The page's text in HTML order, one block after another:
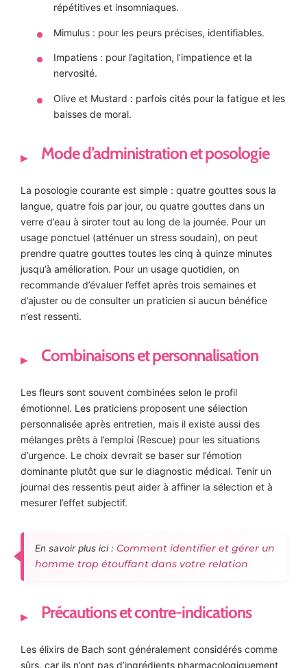
répétitives et insomniaques.
Mimulus : pour les peurs précises, identifiables.
Impatiens : pour l’agitation, l’impatience et la
nervosité.
Olive et Mustard : parfois cités pour la fatigue et les
baisses de moral.
Mode d’administration et posologie
La posologie courante est simple : quatre gouttes sous la
langue, quatre fois par jour, ou quatre gouttes dans un
verre d’eau à siroter tout au long de la journée. Pour un
usage ponctuel (atténuer un stress soudain), on peut
prendre quatre gouttes toutes les cinq à quinze minutes
jusqu’à amélioration. Pour un usage quotidien, on
recommande d’évaluer l’effet après trois semaines et
d’ajuster ou de consulter un praticien si aucun bénéfice
n’est ressenti.
Combinaisons et personnalisation
Les fleurs sont souvent combinées selon le profil
émotionnel. Les praticiens proposent une sélection
personnalisée après entretien, mais il existe aussi des
mélanges prêts à l’emploi (Rescue) pour les situations
d’urgence. Le choix devrait se baser sur l’émotion
dominante plutôt que sur le diagnostic médical. Tenir un
journal des ressentis peut aider à affiner la sélection et à
mesurer l’effet subjectif.
En savoir plus ici : Comment identifier et gérer un
homme trop étouffant dans votre relation
Précautions et contre-indications
Les élixirs de Bach sont généralement considérés comme
sûrs, car ils n’ont pas d’ingrédients pharmacologiquement